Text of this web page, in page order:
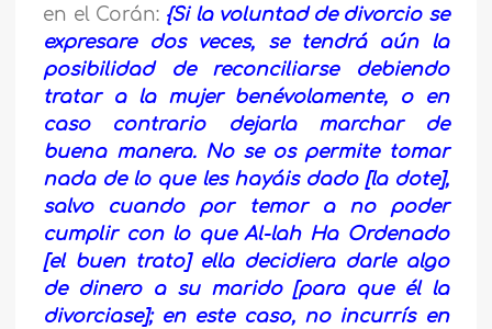
en el Corán: {Si la voluntad de divorcio se
expresare dos veces, se tendrá aún la
posibilidad de reconciliarse debiendo
tratar a la mujer benévolamente, o en
caso contrario dejarla marchar de
buena manera. No se os permite tomar
nada de lo que les hayáis dado [la dote],
salvo cuando por temor a no poder
cumplir con lo que Al-lah Ha Ordenado
[el buen trato] ella decidiera darle algo
de dinero a su marido [para que él la
divorciase]; en este caso, no incurrís en